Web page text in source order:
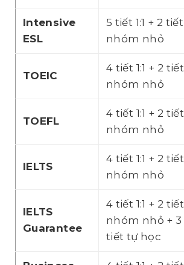
Intensive
ESL
5 tiết 1:1 + 2 tiết
nhóm nhỏ
TOEIC
4 tiết 1:1 + 2 tiết
nhóm nhỏ
TOEFL
4 tiết 1:1 + 2 tiết
nhóm nhỏ
IELTS
4 tiết 1:1 + 2 tiết
nhóm nhỏ
IELTS
Guarantee
4 tiết 1:1 + 2 tiết
nhóm nhỏ + 3
tiết tự học